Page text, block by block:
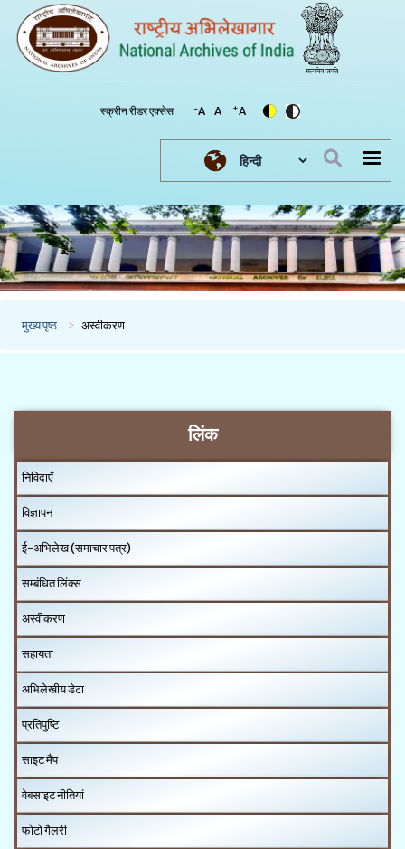
स्क्रीन रीडर एक्सेस -A A +A
Select your language
मुख्य पृष्ठ अस्वीकरण
लिंक
निविदाएँ
विज्ञापन
ई-अभिलेख (समाचार पत्र)
सम्बंधित लिंक्स
अस्वीकरण
सहायता
अभिलेखीय डेटा
प्रतिपुष्टि
साइट मैप
वेबसाइट नीतियां
फोटो गैलरी